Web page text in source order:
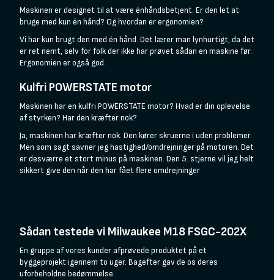
Maskinen er designet til at være énhåndsbetjent. Er den let at
bruge med kun én hånd? Og hvordan er ergonomien?
Vi har kun brugt den med én hånd. Det lærer man lynhurtigt, da det
er ret nemt, selv for folk der ikke har prøvet sådan en maskine før.
Ergonomien er også god.
Kulfri POWERSTATE motor
Maskinen har en kulfri POWERSTATE motor? Hvad er din oplevelse
af styrken? Har den kræfter nok?
Ja, maskinen har kræfter nok. Den kører skruerne i uden problemer.
Men som sagt savner jeg hastighed/omdrejninger på motoren. Det
er desværre et stort minus på maskinen. Den 5. stjerne vil jeg helt
sikkert give den når den har fået flere omdrejninger
Sådan testede vi Milwaukee M18 FSGC-202X
En gruppe af vores kunder afprøvede produktet på et
byggeprojekt igennem to uger. Bagefter gav de os deres
uforbeholdne bedømmelse.